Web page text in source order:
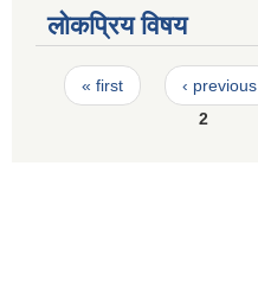
लोकप्रिय विषय
Pages
« first ‹ previous
2